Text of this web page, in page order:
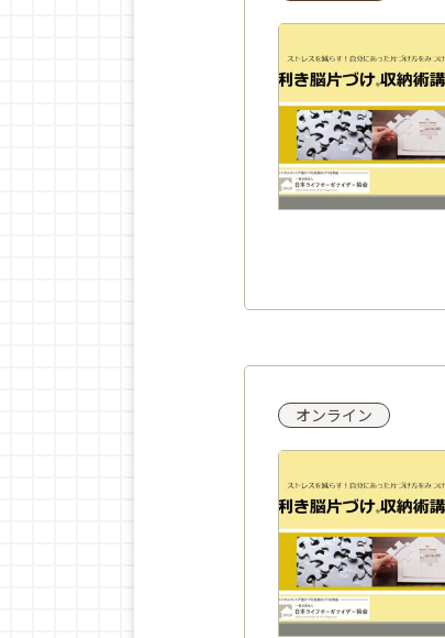
オンライン